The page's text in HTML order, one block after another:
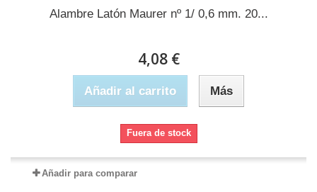
Alambre Latón Maurer nº 1/ 0,6 mm. 20...
4,08 €
Añadir al carrito Más
Fuera de stock
Añadir para comparar